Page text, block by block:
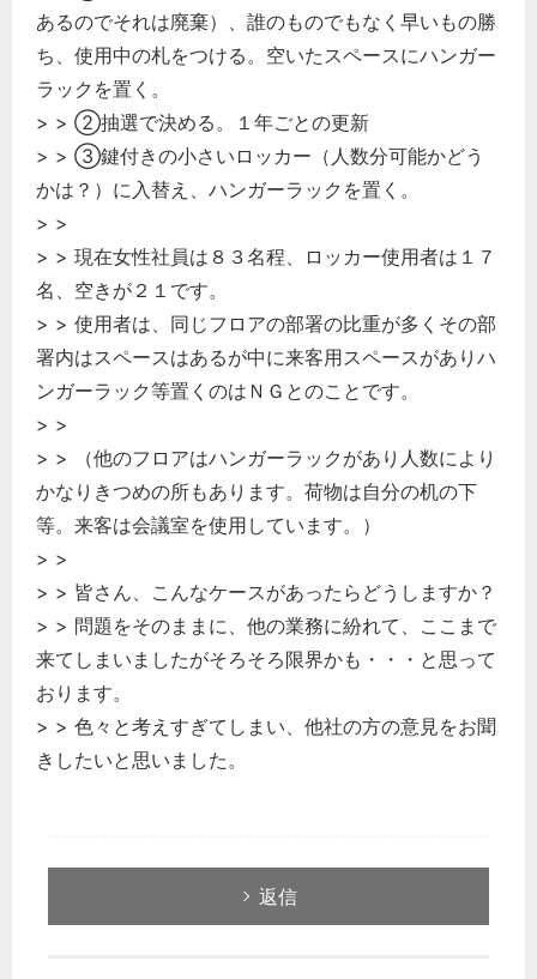
あるのでそれは廃棄）、誰のものでもなく早いもの勝
ち、使用中の札をつける。空いたスペースにハンガー
ラックを置く。
> > ②抽選で決める。１年ごとの更新
> > ③鍵付きの小さいロッカー（人数分可能かどう
かは？）に入替え、ハンガーラックを置く。
> >
> > 現在女性社員は８３名程、ロッカー使用者は１７
名、空きが２１です。
> > 使用者は、同じフロアの部署の比重が多くその部
署内はスペースはあるが中に来客用スペースがありハ
ンガーラック等置くのはＮＧとのことです。
> >
> > （他のフロアはハンガーラックがあり人数により
かなりきつめの所もあります。荷物は自分の机の下
等。来客は会議室を使用しています。）
> >
> > 皆さん、こんなケースがあったらどうしますか？
> > 問題をそのままに、他の業務に紛れて、ここまで
来てしまいましたがそろそろ限界かも・・・と思って
おります。
> > 色々と考えすぎてしまい、他社の方の意見をお聞
きしたいと思いました。
返信